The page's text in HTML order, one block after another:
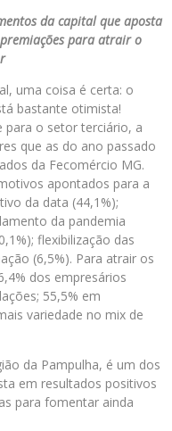
da capital que aposta
para atrair o
uma coisa é certa: o
bastante otimista!
para o setor terciário, a
que as do ano passado
da Fecomércio MG.
apontados para a
da data (44,1%);
da pandemia
flexibilização das
(6,5%). Para atrair os
dos empresários
55,5% em
variedade no mix de
da Pampulha, é um dos
em resultados positivos
para fomentar ainda